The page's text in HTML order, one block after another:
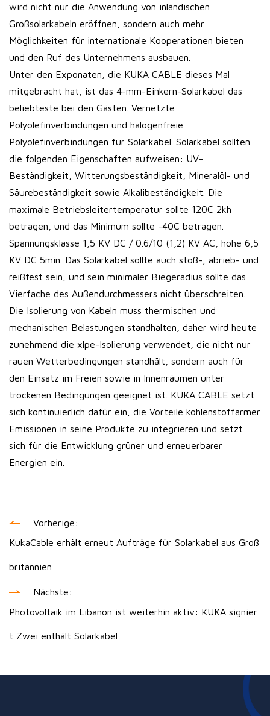
wird nicht nur die Anwendung von inländischen
Großsolarkabeln eröffnen, sondern auch mehr
Möglichkeiten für internationale Kooperationen bieten
und den Ruf des Unternehmens ausbauen.
Unter den Exponaten, die KUKA CABLE dieses Mal
mitgebracht hat, ist das 4-mm-Einkern-Solarkabel das
beliebteste bei den Gästen. Vernetzte
Polyolefinverbindungen und halogenfreie
Polyolefinverbindungen für Solarkabel. Solarkabel sollten
die folgenden Eigenschaften aufweisen: UV-
Beständigkeit, Witterungsbeständigkeit, Mineralöl- und
Säurebeständigkeit sowie Alkalibeständigkeit. Die
maximale Betriebsleitertemperatur sollte 120C 2kh
betragen, und das Minimum sollte -40C betragen.
Spannungsklasse 1,5 KV DC / 0.6/10 (1,2) KV AC, hohe 6,5
KV DC 5min. Das Solarkabel sollte auch stoß-, abrieb- und
reißfest sein, und sein minimaler Biegeradius sollte das
Vierfache des Außendurchmessers nicht überschreiten.
Die Isolierung von Kabeln muss thermischen und
mechanischen Belastungen standhalten, daher wird heute
zunehmend die xlpe-Isolierung verwendet, die nicht nur
rauen Wetterbedingungen standhält, sondern auch für
den Einsatz im Freien sowie in Innenräumen unter
trockenen Bedingungen geeignet ist. KUKA CABLE setzt
sich kontinuierlich dafür ein, die Vorteile kohlenstoffarmer
Emissionen in seine Produkte zu integrieren und setzt
sich für die Entwicklung grüner und erneuerbarer
Energien ein.
Vorherige:
KukaCable erhält erneut Aufträge für Solarkabel aus Groß
britannien
Nächste:
Photovoltaik im Libanon ist weiterhin aktiv: KUKA signier
t Zwei enthält Solarkabel